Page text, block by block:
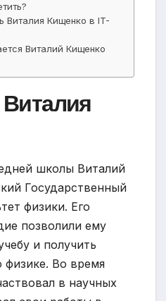
Виталия Кищенко в IT-
Виталий Кищенко
школы Виталий
Государственный
физики. Его
позволили ему
и получить
физике. Во время
в научных